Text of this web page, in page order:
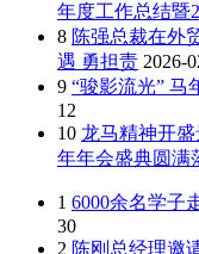
年度工作总结暨
8 陈强总裁在外
遇 勇担责 2026-
9 “骏影流光” 马
12
10 龙马精神开
年年会盛典圆满
1 6000余名学子
30
2 陈刚总经理邀